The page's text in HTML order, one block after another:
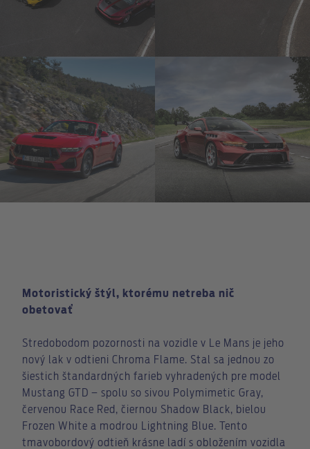
Motoristický štýl, ktorému netreba nič
obetovať
Stredobodom pozornosti na vozidle v Le Mans je jeho
nový lak v odtieni Chroma Flame. Stal sa jednou zo
šiestich štandardných farieb vyhradených pre model
Mustang GTD – spolu so sivou Polymimetic Gray,
červenou Race Red, čiernou Shadow Black, bielou
Frozen White a modrou Lightning Blue. Tento
tmavobordový odtieň krásne ladí s obložením vozidla